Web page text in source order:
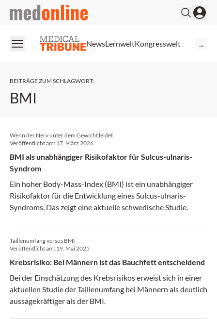
medonline
NewsLernweltKongresswelt
BEITRÄGE ZUM SCHLAGWORT:
BMI
Wenn der Nerv unter dem Gewicht leidet
Veröffentlicht am: 17. März 2026
BMI als unabhängiger Risikofaktor für Sulcus-ulnaris-
Syndrom
Ein hoher Body-Mass-Index (BMI) ist ein unabhängiger
Risiko­faktor für die Entwicklung eines Sulcus-ulnaris-
Syndroms. Das zeigt eine aktuelle schwedische Studie.
Taillenumfang versus BMI
Veröffentlicht am: 19. Mai 2025
Krebsrisiko: Bei Männern ist das Bauchfett entscheidend
Bei der Einschätzung des Krebsrisikos erweist sich in einer
aktuellen Studie der Taillenumfang bei Männern als deutlich
aussagekräftiger als der BMI.